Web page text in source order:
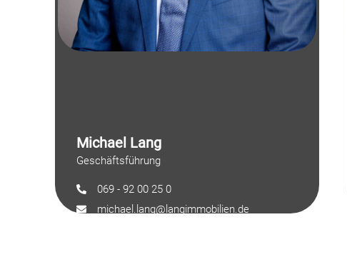
Michael Lang
Geschäftsführung
069 - 92 00 25 0
michael.lang@langimmobilien.de